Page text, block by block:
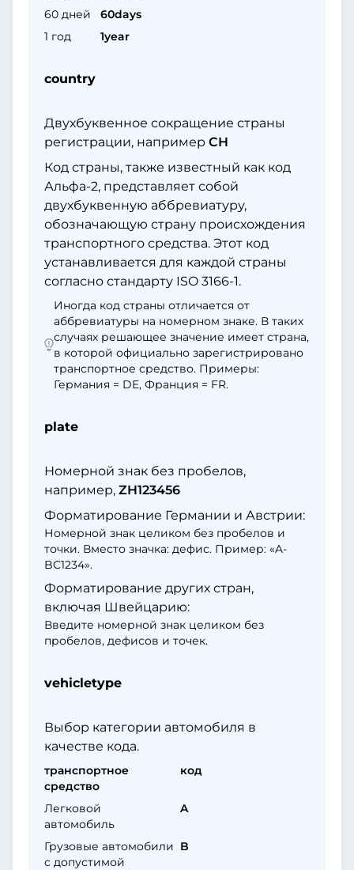
60 дней
60days
1 год
1year
country
Двухбуквенное сокращение страны
регистрации, например CH
Код страны, также известный как код
Альфа-2, представляет собой
двухбуквенную аббревиатуру,
обозначающую страну происхождения
транспортного средства. Этот код
устанавливается для каждой страны
согласно стандарту ISO 3166-1.
Иногда код страны отличается от
аббревиатуры на номерном знаке. В таких
случаях решающее значение имеет страна,
в которой официально зарегистрировано
транспортное средство. Примеры:
Германия = DE, Франция = FR.
plate
Номерной знак без пробелов,
например, ZH123456
Форматирование Германии и Австрии:
Номерной знак целиком без пробелов и
точки. Вместо значка: дефис. Пример: «A-
BC1234».
Форматирование других стран,
включая Швейцарию:
Введите номерной знак целиком без
пробелов, дефисов и точек.
vehicletype
Выбор категории автомобиля в
качестве кода.
транспортное
средство
код
Легковой
автомобиль
A
Грузовые автомобили
с допустимой
B